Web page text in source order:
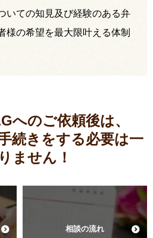
いての知見及び経験のある弁
様の希望を最大限叶える体制
へのご依頼後は、
続きをする必要は一
ません！
相談の流れ